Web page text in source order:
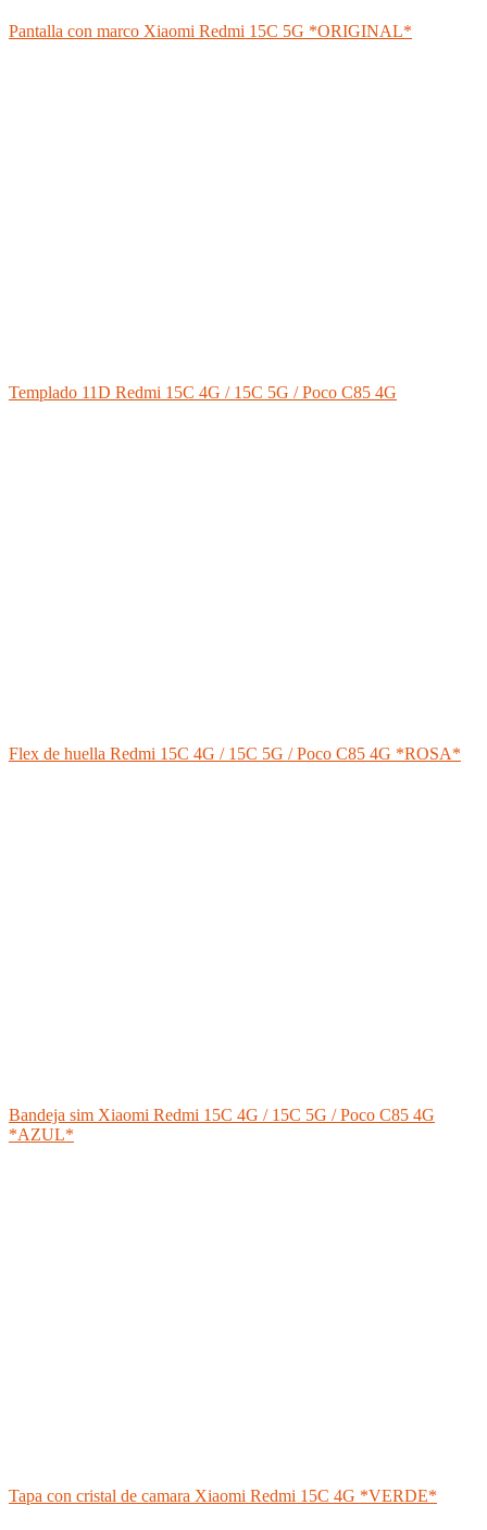
Pantalla con marco Xiaomi Redmi 15C 5G *ORIGINAL*
Templado 11D Redmi 15C 4G / 15C 5G / Poco C85 4G
Flex de huella Redmi 15C 4G / 15C 5G / Poco C85 4G *ROSA*
Bandeja sim Xiaomi Redmi 15C 4G / 15C 5G / Poco C85 4G
*AZUL*
Tapa con cristal de camara Xiaomi Redmi 15C 4G *VERDE*